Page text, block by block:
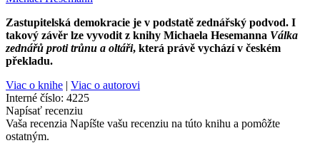
Zastupitelská demokracie je v podstatě zednářský podvod. I
takový závěr lze vyvodit z knihy Michaela Hesemanna Válka
zednářů proti trůnu a oltáři, která právě vychází v českém
překladu.
Viac o knihe | Viac o autorovi
Interné číslo: 4225
Napísať recenziu
Vaša recenzia Napíšte vašu recenziu na túto knihu a pomôžte
ostatným.